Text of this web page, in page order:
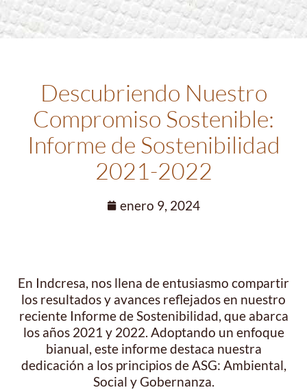
Descubriendo Nuestro
Compromiso Sostenible:
Informe de Sostenibilidad
2021-2022
enero 9, 2024
En Indcresa, nos llena de entusiasmo compartir
los resultados y avances reflejados en nuestro
reciente Informe de Sostenibilidad, que abarca
los años 2021 y 2022. Adoptando un enfoque
bianual, este informe destaca nuestra
dedicación a los principios de ASG: Ambiental,
Social y Gobernanza.